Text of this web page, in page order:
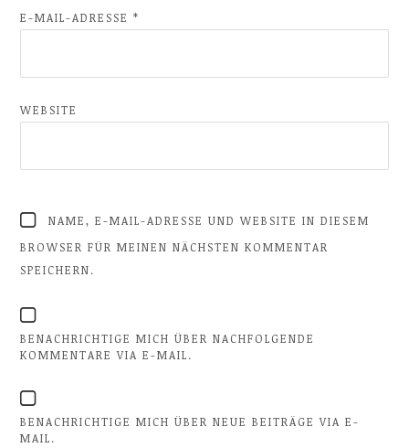
E-MAIL-ADRESSE*
WEBSITE
NAME, E-MAIL-ADRESSE UND WEBSITE IN DIESEM
BROWSER FÜR MEINEN NÄCHSTEN KOMMENTAR
SPEICHERN.
BENACHRICHTIGE MICH ÜBER NACHFOLGENDE
KOMMENTARE VIA E-MAIL.
BENACHRICHTIGE MICH ÜBER NEUE BEITRÄGE VIA E-
MAIL.